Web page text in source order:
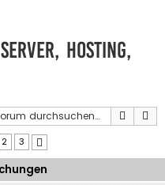
Hosting,
Suche
2 3